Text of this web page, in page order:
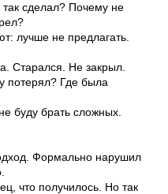
сделал? Почему не
лучше не предлагать.
Старался. Не закрыл.
потерял? Где была
буду брать сложных.
Формально нарушил
что получилось. Но так